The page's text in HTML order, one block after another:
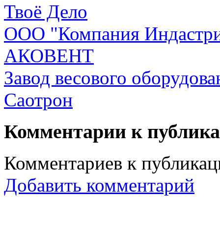
Твоё Дело
ООО "Компания
АКОВЕНТ
Завод весового
Саотрон
Комментарии к
Комментариев к
Добавить комментарий